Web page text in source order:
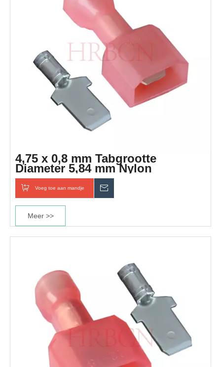
4,75 x 0,8 mm Tabgrootte
Diameter 5,84 mm Nylon
snelkoppelingsterminal
Voeg toe aan mandje
Meer >>